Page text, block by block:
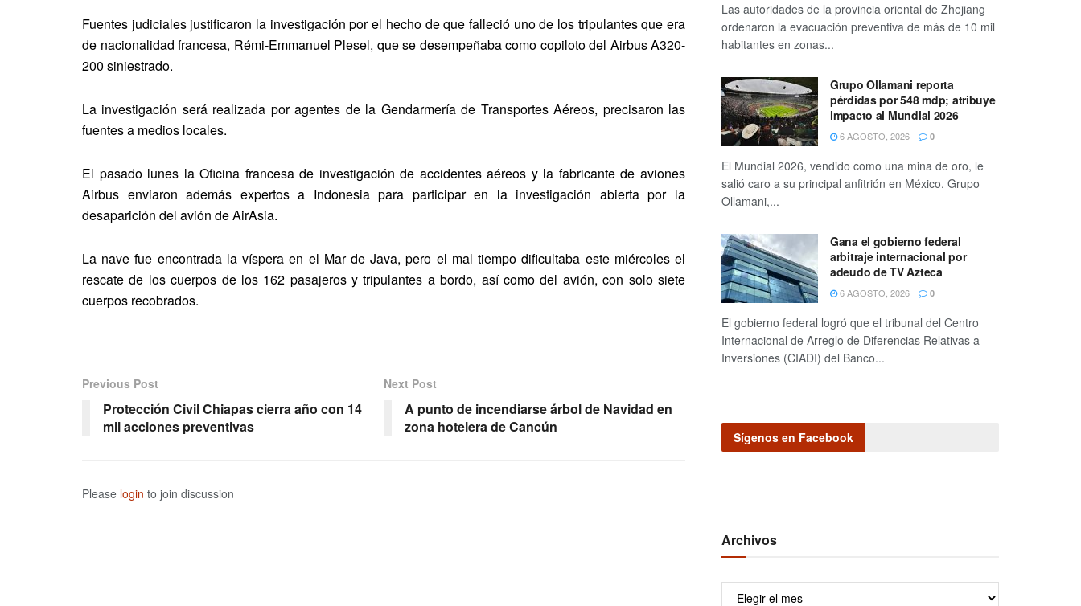
Fuentes judiciales justificaron la investigación por el hecho de que falleció uno de los tripulantes que era
de nacionalidad francesa, Rémi-Emmanuel Plesel, que se desempeñaba como copiloto del Airbus A320-
200 siniestrado.
La investigación será realizada por agentes de la Gendarmería de Transportes Aéreos, precisaron las
fuentes a medios locales.
El pasado lunes la Oficina francesa de investigación de accidentes aéreos y la fabricante de aviones
Airbus enviaron además expertos a Indonesia para participar en la investigación abierta por la
desaparición del avión de AirAsia.
La nave fue encontrada la víspera en el Mar de Java, pero el mal tiempo dificultaba este miércoles el
rescate de los cuerpos de los 162 pasajeros y tripulantes a bordo, así como del avión, con solo siete
cuerpos recobrados.
Previous Post
Protección Civil Chiapas cierra año con 14
mil acciones preventivas
Next Post
A punto de incendiarse árbol de Navidad en
zona hotelera de Cancún
Please login to join discussion
Las autoridades de la provincia oriental de Zhejiang
ordenaron la evacuación preventiva de más de 10 mil
habitantes en zonas...
Grupo Ollamani reporta
pérdidas por 548 mdp; atribuye
impacto al Mundial 2026
6 AGOSTO, 2026 0
El Mundial 2026, vendido como una mina de oro, le
salió caro a su principal anfitrión en México. Grupo
Ollamani,...
Gana el gobierno federal
arbitraje internacional por
adeudo de TV Azteca
6 AGOSTO, 2026 0
El gobierno federal logró que el tribunal del Centro
Internacional de Arreglo de Diferencias Relativas a
Inversiones (CIADI) del Banco...
Sígenos en Facebook
Archivos
Archivos